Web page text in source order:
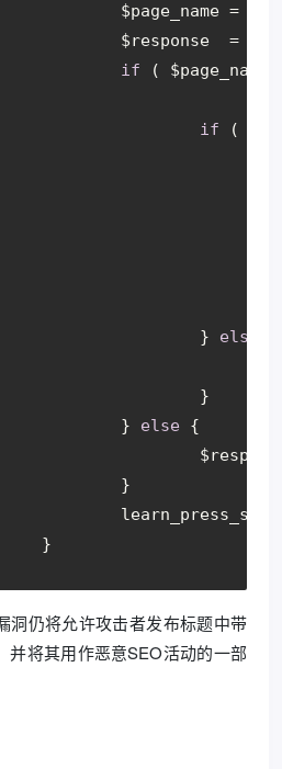
			$page_name = !
			$response  =
if (
if (
				}
else
				}
			}
else {
			}
		}
洞仍将允许攻击者发布标题中带
并将其用作恶意SEO活动的一部